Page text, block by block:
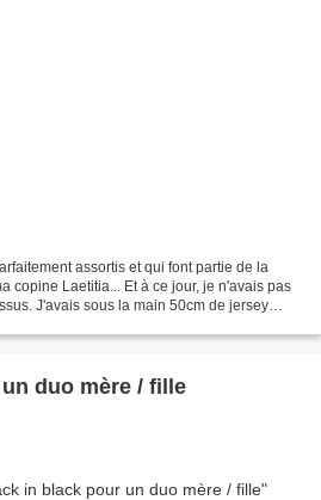
assortis et qui font partie de la
copine Laetitia... Et à ce jour, je n'avais pas
J'avais sous la main 50cm de jersey
duo mère / fille